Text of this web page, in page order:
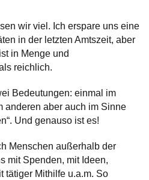
wir viel. Ich erspare uns eine
in der letzten Amtszeit, aber
in Menge und
reichlich.
Bedeutungen: einmal im
anderen aber auch im Sinne
Und genauso ist es!
Menschen außerhalb der
mit Spenden, mit Ideen,
tätiger Mithilfe u.a.m. So